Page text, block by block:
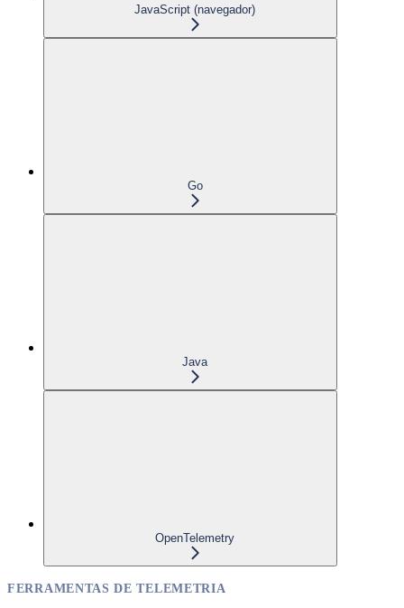
JavaScript (navegador)
Go
Java
OpenTelemetry
FERRAMENTAS DE TELEMETRIA